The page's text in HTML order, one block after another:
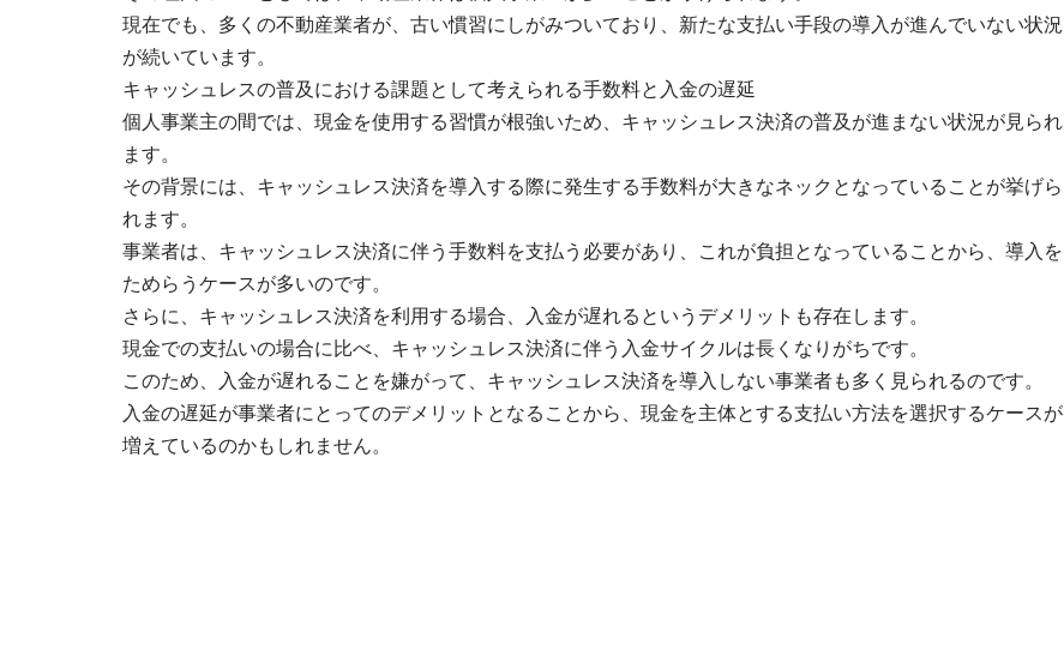
現在でも、多くの不動産業者が、古い慣習にしがみついており、新たな支払い手段の導入が進んでいない状況
が続いています。
キャッシュレスの普及における課題として考えられる手数料と入金の遅延
個人事業主の間では、現金を使用する習慣が根強いため、キャッシュレス決済の普及が進まない状況が見られ
ます。
その背景には、キャッシュレス決済を導入する際に発生する手数料が大きなネックとなっていることが挙げら
れます。
事業者は、キャッシュレス決済に伴う手数料を支払う必要があり、これが負担となっていることから、導入を
ためらうケースが多いのです。
さらに、キャッシュレス決済を利用する場合、入金が遅れるというデメリットも存在します。
現金での支払いの場合に比べ、キャッシュレス決済に伴う入金サイクルは長くなりがちです。
このため、入金が遅れることを嫌がって、キャッシュレス決済を導入しない事業者も多く見られるのです。
入金の遅延が事業者にとってのデメリットとなることから、現金を主体とする支払い方法を選択するケースが
増えているのかもしれません。